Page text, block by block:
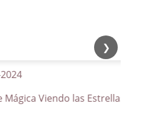
❯
Mágica Viendo las Estrellas